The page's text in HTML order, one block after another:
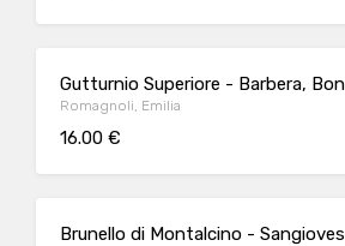
Gutturnio Superiore - Barbera,
Romagnoli, Emilia
16.00 €
Brunello di Montalcino -